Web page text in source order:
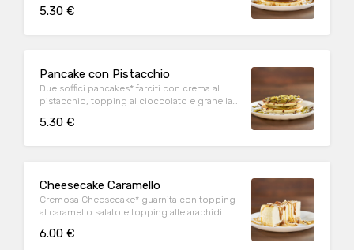
5.30 €
Pancake con Pistacchio
Due soffici pancakes* farciti con crema al
pistacchio, topping al cioccolato e granella
5.30 €
Cheesecake Caramello
Cremosa Cheesecake* guarnita con topping
al caramello salato e topping alle arachidi.
6.00 €